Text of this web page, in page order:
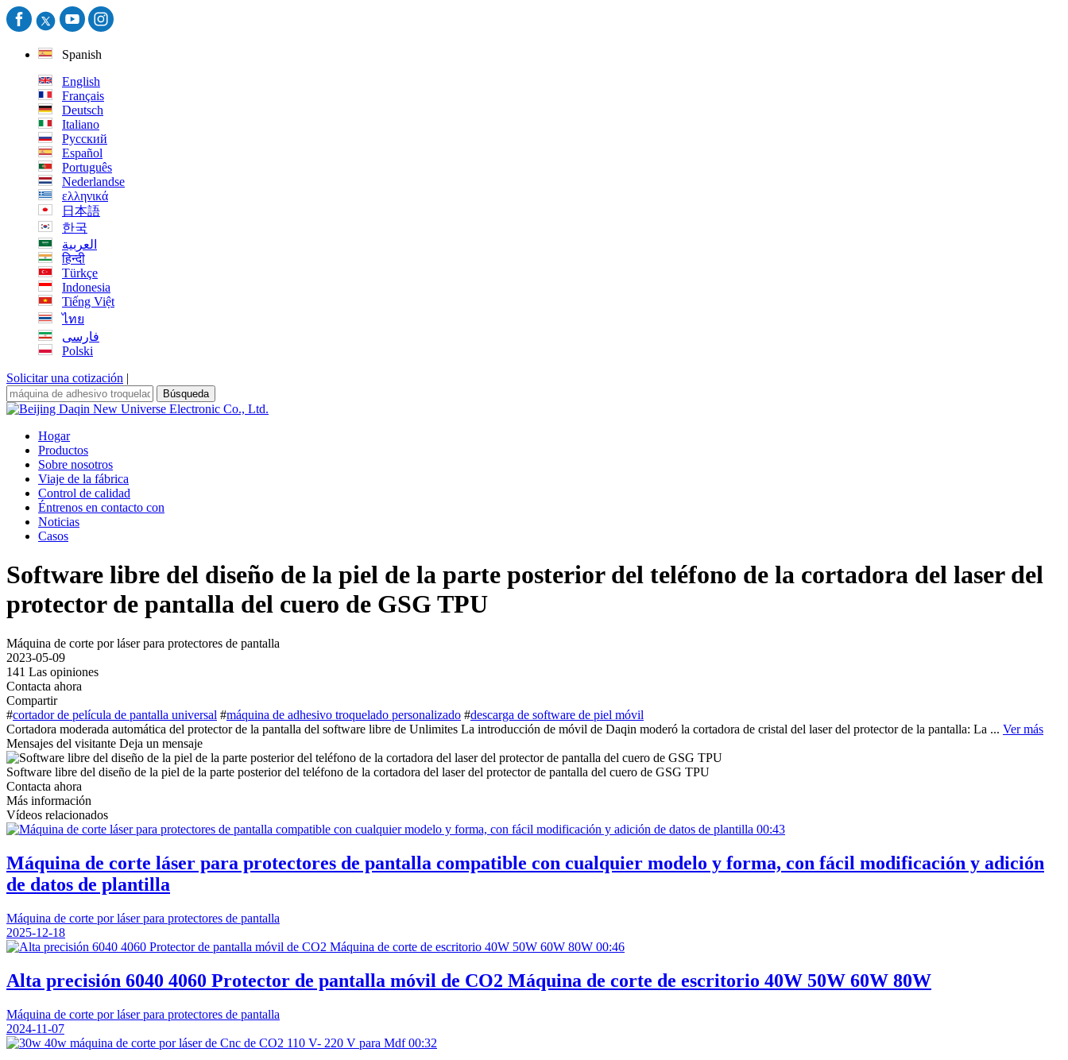
Spanish
English
Français
Deutsch
Italiano
Русский
Español
Português
Nederlandse
ελληνικά
日本語
한국
العربية
हिन्दी
Türkçe
Indonesia
Tiếng Việt
ไทย
فارسی
Polski
Solicitar una cotización |
Búsqueda
Hogar
Productos
Sobre nosotros
Viaje de la fábrica
Control de calidad
Éntrenos en contacto con
Noticias
Casos
Software libre del diseño de la piel de la parte posterior del teléfono de la cortadora del laser del
protector de pantalla del cuero de GSG TPU
Máquina de corte por láser para protectores de pantalla
2023-05-09
141 Las opiniones
Contacta ahora
Compartir
#cortador de película de pantalla universal #máquina de adhesivo troquelado personalizado #descarga de software de piel móvil
Cortadora moderada automática del protector de la pantalla del software libre de Unlimites La introducción de móvil de Daqin moderó la cortadora de cristal del laser del protector de la pantalla: La ... Ver más
Mensajes del visitante Deja un mensaje
Software libre del diseño de la piel de la parte posterior del teléfono de la cortadora del laser del protector de pantalla del cuero de GSG TPU
Contacta ahora
Más información
Vídeos relacionados
00:43
Máquina de corte láser para protectores de pantalla compatible con cualquier modelo y forma, con fácil modificación y adición
de datos de plantilla
Máquina de corte por láser para protectores de pantalla
2025-12-18
00:46
Alta precisión 6040 4060 Protector de pantalla móvil de CO2 Máquina de corte de escritorio 40W 50W 60W 80W
Máquina de corte por láser para protectores de pantalla
2024-11-07
00:32